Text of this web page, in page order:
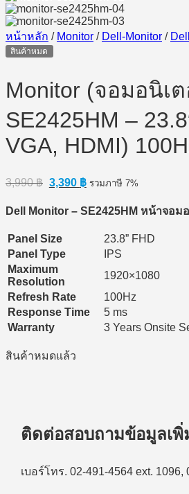
หน้าหลัก / Monitor / Dell-Monitor /
สินค้าหมด
Monitor (จอมอนิเ
SE2425HM –
VGA, HDMI)
3,990฿ Original
price
was:
3,390 ฿Current
price
is:
รวมภาษี 7%
Dell Monitor – SE2425HM หน้าจอม
Panel Size
23.8” FHD
Panel Type
IPS
Maximum
Resolution
1920×1080
Refresh Rate
100Hz
Response Time
5 ms
Warranty
3 Years Onsite
สินค้าหมดแล้ว
ติดต่อสอบถามข้อมูลเพิ่
เบอร์โทร. 02-491-4564 ext. 1096,